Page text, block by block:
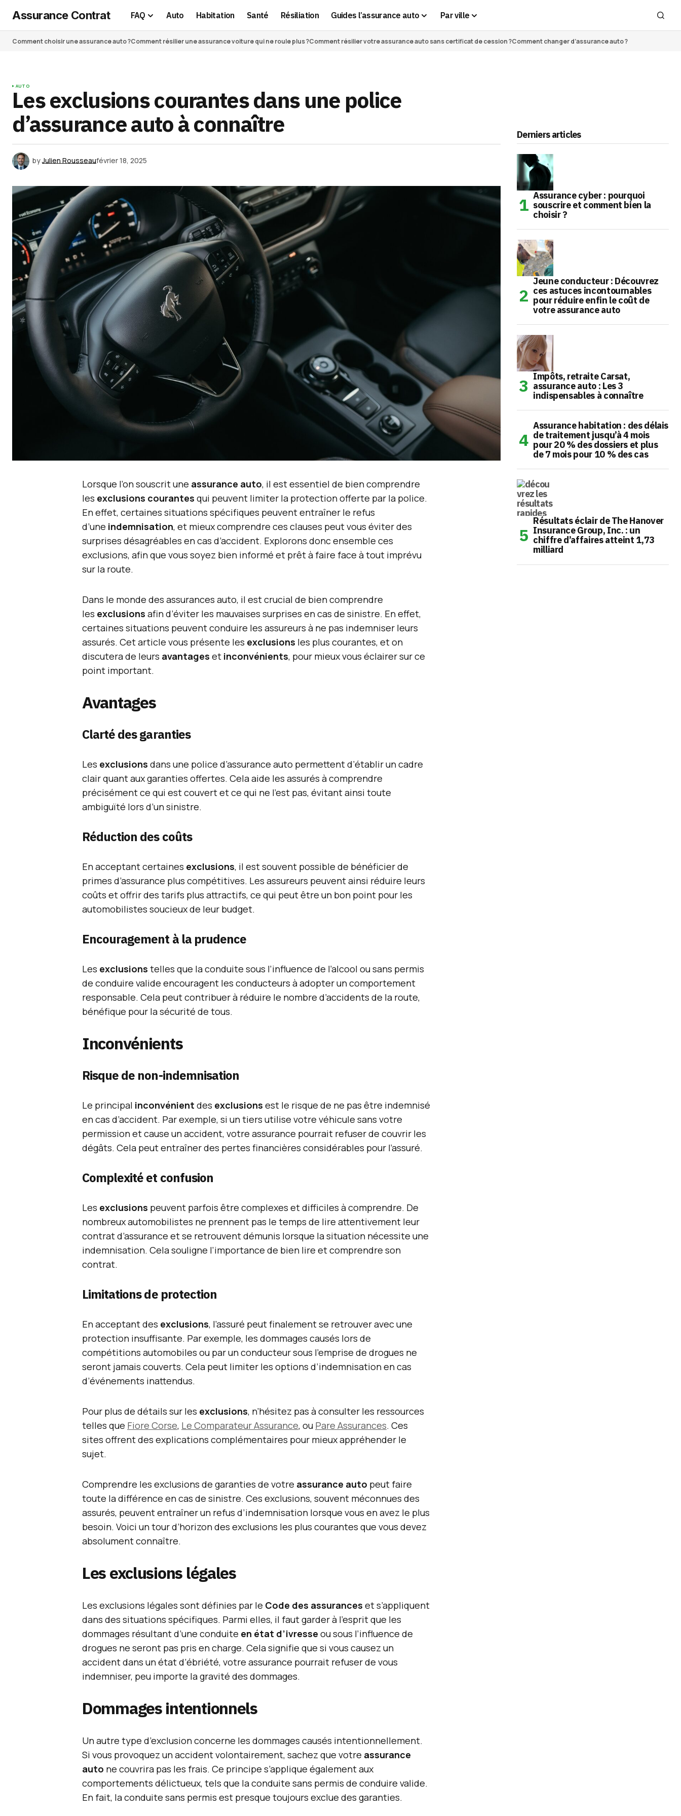
Assurance Contrat FAQ Auto Habitation Santé Résiliation Guides l’assurance auto Par ville
Comment choisir une assurance auto ?Comment résilier une assurance voiture qui ne roule plus ?Comment résilier votre assurance auto sans certificat de cession ?Comment changer d’assurance auto ?
AUTO
Les exclusions courantes dans une police
d’assurance auto à connaître
byJulien Rousseaufévrier 18, 2025
Lorsque l’on souscrit une assurance auto, il est essentiel de bien comprendre
les exclusions courantes qui peuvent limiter la protection offerte par la police.
En effet, certaines situations spécifiques peuvent entraîner le refus
d’une indemnisation, et mieux comprendre ces clauses peut vous éviter des
surprises désagréables en cas d’accident. Explorons donc ensemble ces
exclusions, afin que vous soyez bien informé et prêt à faire face à tout imprévu
sur la route.
Dans le monde des assurances auto, il est crucial de bien comprendre
les exclusions afin d’éviter les mauvaises surprises en cas de sinistre. En effet,
certaines situations peuvent conduire les assureurs à ne pas indemniser leurs
assurés. Cet article vous présente les exclusions les plus courantes, et on
discutera de leurs avantages et inconvénients, pour mieux vous éclairer sur ce
point important.
Avantages
Clarté des garanties
Les exclusions dans une police d’assurance auto permettent d’établir un cadre
clair quant aux garanties offertes. Cela aide les assurés à comprendre
précisément ce qui est couvert et ce qui ne l’est pas, évitant ainsi toute
ambiguïté lors d’un sinistre.
Réduction des coûts
En acceptant certaines exclusions, il est souvent possible de bénéficier de
primes d’assurance plus compétitives. Les assureurs peuvent ainsi réduire leurs
coûts et offrir des tarifs plus attractifs, ce qui peut être un bon point pour les
automobilistes soucieux de leur budget.
Encouragement à la prudence
Les exclusions telles que la conduite sous l’influence de l’alcool ou sans permis
de conduire valide encouragent les conducteurs à adopter un comportement
responsable. Cela peut contribuer à réduire le nombre d’accidents de la route,
bénéfique pour la sécurité de tous.
Inconvénients
Risque de non-indemnisation
Le principal inconvénient des exclusions est le risque de ne pas être indemnisé
en cas d’accident. Par exemple, si un tiers utilise votre véhicule sans votre
permission et cause un accident, votre assurance pourrait refuser de couvrir les
dégâts. Cela peut entraîner des pertes financières considérables pour l’assuré.
Complexité et confusion
Les exclusions peuvent parfois être complexes et difficiles à comprendre. De
nombreux automobilistes ne prennent pas le temps de lire attentivement leur
contrat d’assurance et se retrouvent démunis lorsque la situation nécessite une
indemnisation. Cela souligne l’importance de bien lire et comprendre son
contrat.
Limitations de protection
En acceptant des exclusions, l’assuré peut finalement se retrouver avec une
protection insuffisante. Par exemple, les dommages causés lors de
compétitions automobiles ou par un conducteur sous l’emprise de drogues ne
seront jamais couverts. Cela peut limiter les options d’indemnisation en cas
d’événements inattendus.
Pour plus de détails sur les exclusions, n’hésitez pas à consulter les ressources
telles que Fiore Corse, Le Comparateur Assurance, ou Pare Assurances. Ces
sites offrent des explications complémentaires pour mieux appréhender le
sujet.
Comprendre les exclusions de garanties de votre assurance auto peut faire
toute la différence en cas de sinistre. Ces exclusions, souvent méconnues des
assurés, peuvent entraîner un refus d’indemnisation lorsque vous en avez le plus
besoin. Voici un tour d’horizon des exclusions les plus courantes que vous devez
absolument connaître.
Les exclusions légales
Les exclusions légales sont définies par le Code des assurances et s’appliquent
dans des situations spécifiques. Parmi elles, il faut garder à l’esprit que les
dommages résultant d’une conduite en état d’ivresse ou sous l’influence de
drogues ne seront pas pris en charge. Cela signifie que si vous causez un
accident dans un état d’ébriété, votre assurance pourrait refuser de vous
indemniser, peu importe la gravité des dommages.
Dommages intentionnels
Un autre type d’exclusion concerne les dommages causés intentionnellement.
Si vous provoquez un accident volontairement, sachez que votre assurance
auto ne couvrira pas les frais. Ce principe s’applique également aux
comportements délictueux, tels que la conduite sans permis de conduire valide.
En fait, la conduite sans permis est presque toujours exclue des garanties.
Derniers articles
Assurance cyber : pourquoi
souscrire et comment bien la
choisir ?
Jeune conducteur : Découvrez
ces astuces incontournables
pour réduire enfin le coût de
votre assurance auto
Impôts, retraite Carsat,
assurance auto : Les 3
indispensables à connaître
Assurance habitation : des délais
de traitement jusqu’à 4 mois
pour 20 % des dossiers et plus
de 7 mois pour 10 % des cas
Résultats éclair de The Hanover
Insurance Group, Inc. : un
chiffre d’affaires atteint 1,73
milliard